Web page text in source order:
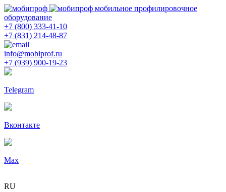
мобильное профилировочное
оборудование
+7 (800) 333-41-10
+7 (831) 214-48-87
info@mobiprof.ru
+7 (939) 900-19-23
Telegram
Вконтакте
Max
RU